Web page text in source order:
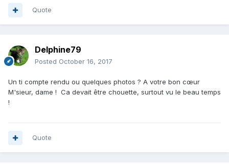
Quote
Delphine79
Posted October 16, 2017
Un ti compte rendu ou quelques photos ? A votre bon cœur
M'sieur, dame ! Ca devait être chouette, surtout vu le beau temps
!
Quote